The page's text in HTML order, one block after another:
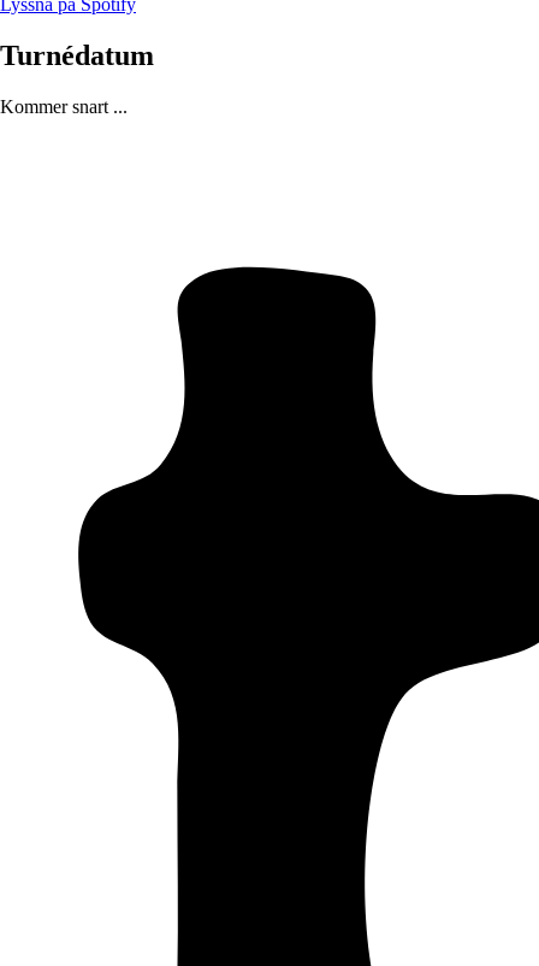
Lyssna på Spotify
Turnédatum
Kommer snart ...